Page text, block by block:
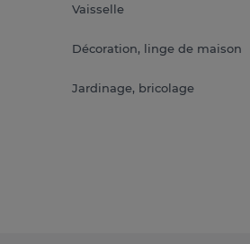
Vaisselle
Décoration, linge de maison
Jardinage, bricolage